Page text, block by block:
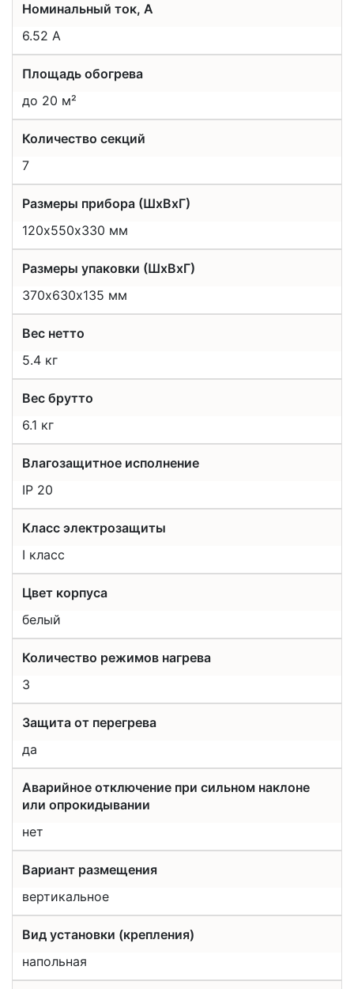
Номинальный ток, А
6.52 А
Площадь обогрева
до 20 м²
Количество секций
7
Размеры прибора (ШхВхГ)
120х550х330 мм
Размеры упаковки (ШхВхГ)
370х630х135 мм
Вес нетто
5.4 кг
Вес брутто
6.1 кг
Влагозащитное исполнение
IP 20
Класс электрозащиты
I класс
Цвет корпуса
белый
Количество режимов нагрева
3
Защита от перегрева
да
Аварийное отключение при сильном наклоне
или опрокидывании
нет
Вариант размещения
вертикальное
Вид установки (крепления)
напольная